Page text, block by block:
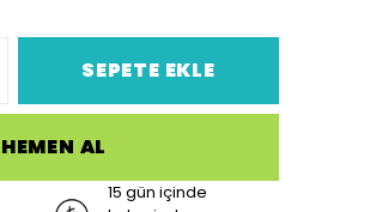
SEPETE EKLE
HEMEN AL
15 gün içinde